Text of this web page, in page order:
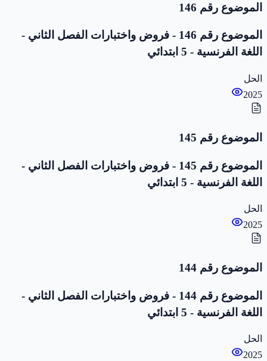
الموضوع رقم 146
الموضوع رقم 146 - فروض واختبارات الفصل الثاني -
اللغة الفرنسية - 5 ابتدائي
الحل
2025
الموضوع رقم 145
الموضوع رقم 145 - فروض واختبارات الفصل الثاني -
اللغة الفرنسية - 5 ابتدائي
الحل
2025
الموضوع رقم 144
الموضوع رقم 144 - فروض واختبارات الفصل الثاني -
اللغة الفرنسية - 5 ابتدائي
الحل
2025